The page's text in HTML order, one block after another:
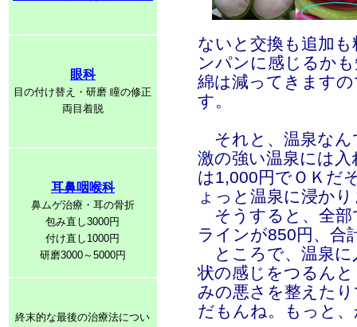
眼科
目の付け替え・研磨 瞳の修正
両目着脱
耳鼻咽喉科
鼻ムゲ治療・耳の骨折
包み直し3000円
付け直し1000円
研磨3000～5000円
終末的な最後の治療法につい
ないと交換も追加
ンパンに感じるか
綿は減ってきます
す。
それと、温泉なん
激の強い温泉には
は1,000円でＯＫだ
ょっと温泉に浸か
そうすると、全部
ラインが850円、合
ところで、温泉に
状の感じをつるん
みの悪さを整えた
だもんね。もっと